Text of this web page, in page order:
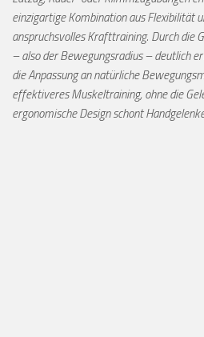
einzigartige Kombination aus Flexibilität
anspruchsvolles Krafttraining. Durch die
– also der Bewegungsradius – deutlich
die Anpassung an natürliche
effektiveres Muskeltraining, ohne die
ergonomische Design schont